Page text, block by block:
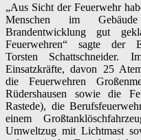
„Aus Sicht der Feuerwehr
Menschen im
Brandentwicklung gut
Feuerwehren“ sagte der
Torsten
Einsatzkräfte, davon 25
die Feuerwehren
Rüdershausen sowie die
Rastede), die
einem
Umweltzug mit Lichtmast